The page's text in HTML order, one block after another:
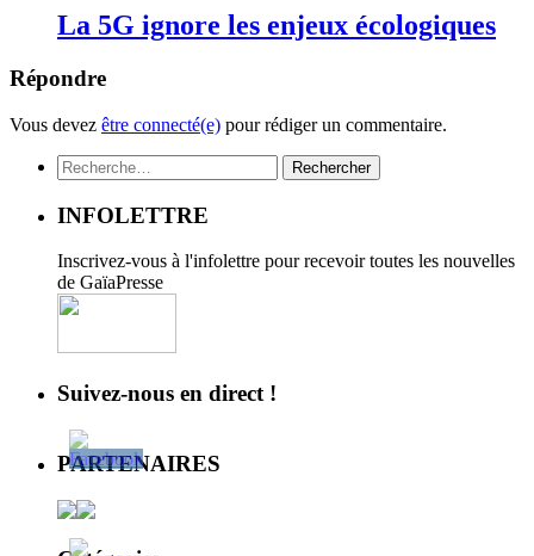
La 5G ignore les enjeux écologiques
Répondre
Vous devez être connecté(e) pour rédiger un commentaire.
Rechercher :
INFOLETTRE
Inscrivez-vous à l'infolettre pour recevoir toutes les nouvelles
de GaïaPresse
Suivez-nous en direct !
PARTENAIRES